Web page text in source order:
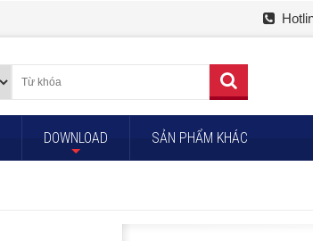
DOWNLOAD SẢN PHẨM KHÁC